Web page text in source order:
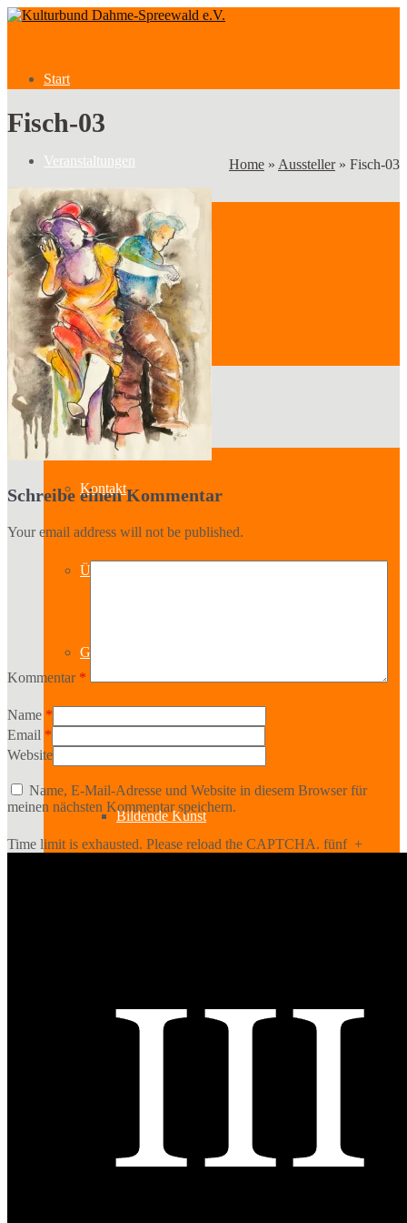
Start
Veranstaltungen
Veranstaltungen
Kategorien
Verein
Kontakt
Über uns
Geschichte
Bildende Kunst
Darstellende Kunst
Fisch-03
Home » Aussteller » Fisch-03
Schreibe einen Kommentar
Your email address will not be published.
Kommentar *
Name *
Email *
Website
Name, E-Mail-Adresse und Website in diesem Browser für
meinen nächsten Kommentar speichern.
Time limit is exhausted. Please reload the CAPTCHA. fünf +